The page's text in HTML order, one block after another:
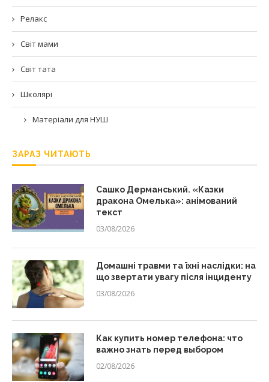
Релакс
Світ мами
Світ тата
Школярі
Матеріали для НУШ
ЗАРАЗ ЧИТАЮТЬ
Сашко Дерманський. «Казки
дракона Омелька»: анімований
текст
03/08/2026
Домашні травми та їхні наслідки: на
що звертати увагу після інциденту
03/08/2026
Как купить номер телефона: что
важно знать перед выбором
02/08/2026